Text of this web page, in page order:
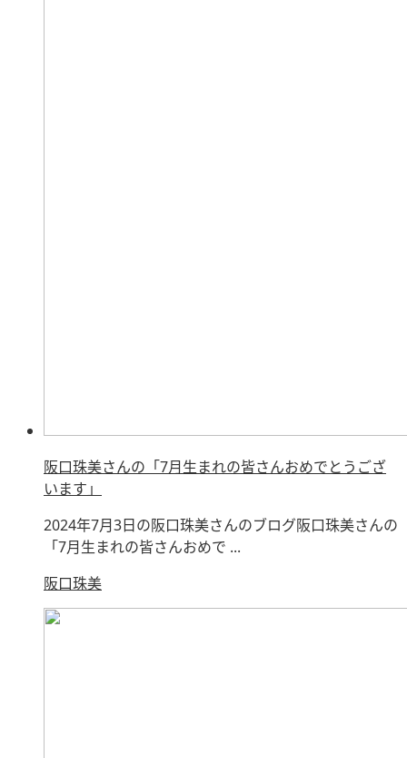
阪口珠美さんの「7月生まれの皆さんおめでとうござ
います」
2024年7月3日の阪口珠美さんのブログ阪口珠美さんの
「7月生まれの皆さんおめで ...
阪口珠美